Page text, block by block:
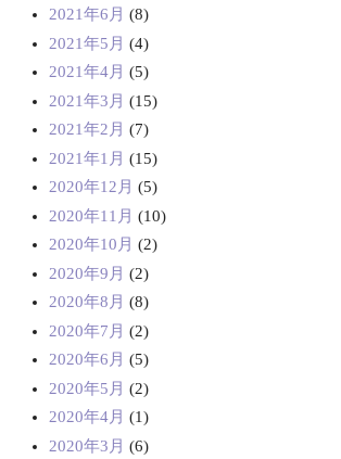
2021年6月 (8)
2021年5月 (4)
2021年4月 (5)
2021年3月 (15)
2021年2月 (7)
2021年1月 (15)
2020年12月 (5)
2020年11月 (10)
2020年10月 (2)
2020年9月 (2)
2020年8月 (8)
2020年7月 (2)
2020年6月 (5)
2020年5月 (2)
2020年4月 (1)
2020年3月 (6)